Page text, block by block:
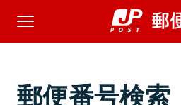
郵便番号検索